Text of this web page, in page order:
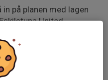
på planen med lagen
United.